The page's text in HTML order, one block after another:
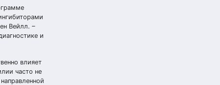
Вейлл. –
и
влияет
часто не